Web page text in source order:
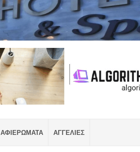
ΑΦΙΕΡΩΜΑΤΑ ΑΓΓΕΛΙΕΣ